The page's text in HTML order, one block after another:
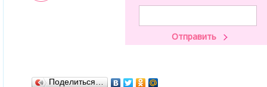
Поделиться…